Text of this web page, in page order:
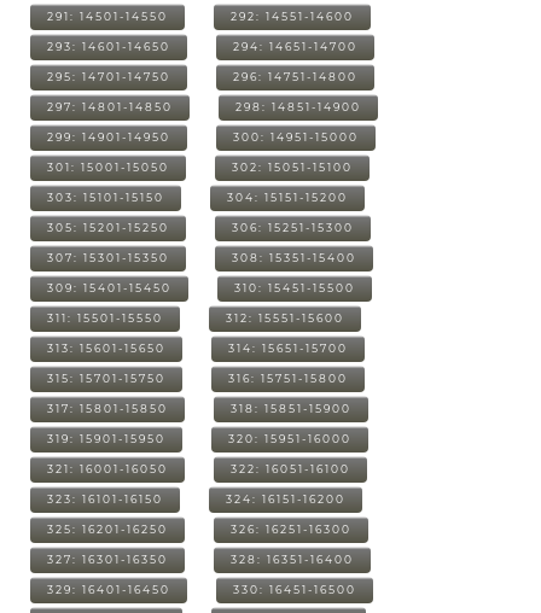
291: 14501-14550 292: 14551-14600
293: 14601-14650 294: 14651-14700
295: 14701-14750 296: 14751-14800
297: 14801-14850 298: 14851-14900
299: 14901-14950 300: 14951-15000
301: 15001-15050 302: 15051-15100
303: 15101-15150 304: 15151-15200
305: 15201-15250 306: 15251-15300
307: 15301-15350 308: 15351-15400
309: 15401-15450 310: 15451-15500
311: 15501-15550 312: 15551-15600
313: 15601-15650 314: 15651-15700
315: 15701-15750 316: 15751-15800
317: 15801-15850 318: 15851-15900
319: 15901-15950 320: 15951-16000
321: 16001-16050 322: 16051-16100
323: 16101-16150 324: 16151-16200
325: 16201-16250 326: 16251-16300
327: 16301-16350 328: 16351-16400
329: 16401-16450 330: 16451-16500